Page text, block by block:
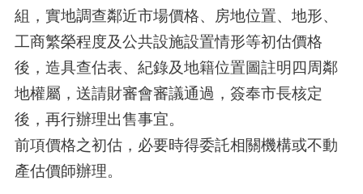
組，實地調查鄰近市場價格、房地位置、地形、
工商繁榮程度及公共設施設置情形等初估價格
後，造具查估表、紀錄及地籍位置圖註明四周鄰
地權屬，送請財審會審議通過，簽奉市長核定
後，再行辦理出售事宜。
前項價格之初估，必要時得委託相關機構或不動
產估價師辦理。